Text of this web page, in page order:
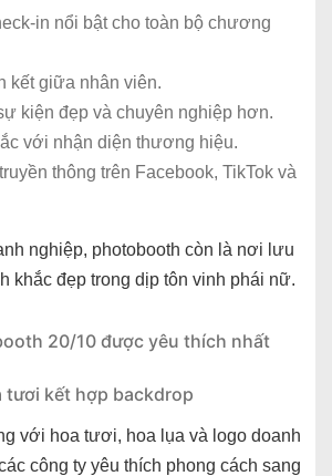
in nổi bật cho toàn bộ chương
kết giữa nhân viên.
kiện đẹp và chuyên nghiệp hơn.
với nhận diện thương hiệu.
thông trên Facebook, TikTok và
nghiệp, photobooth còn là nơi lưu
khắc đẹp trong dịp tôn vinh phái nữ.
20/10 được yêu thích nhất
tươi kết hợp backdrop
với hoa tươi, hoa lụa và logo doanh
công ty yêu thích phong cách sang